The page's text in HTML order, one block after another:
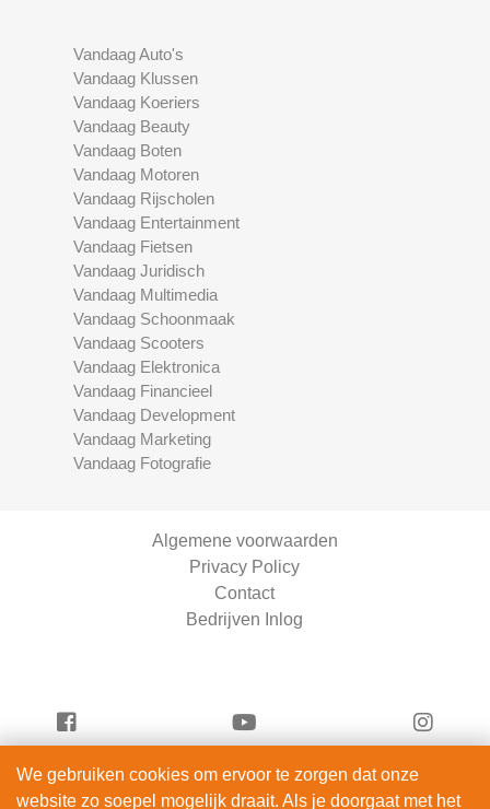
Vandaag Auto's
Vandaag Klussen
Vandaag Koeriers
Vandaag Beauty
Vandaag Boten
Vandaag Motoren
Vandaag Rijscholen
Vandaag Entertainment
Vandaag Fietsen
Vandaag Juridisch
Vandaag Multimedia
Vandaag Schoonmaak
Vandaag Scooters
Vandaag Elektronica
Vandaag Financieel
Vandaag Development
Vandaag Marketing
Vandaag Fotografie
Algemene voorwaarden
Privacy Policy
Contact
Bedrijven Inlog
Vandaag Scooters is onderdeel van
We gebruiken cookies om ervoor te zorgen dat onze
website zo soepel mogelijk draait. Als je doorgaat met het